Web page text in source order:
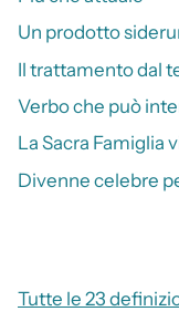
Un prodotto
Il trattamento dal
Verbo che può
La Sacra Famiglia
Divenne celebre
Tutte le 23